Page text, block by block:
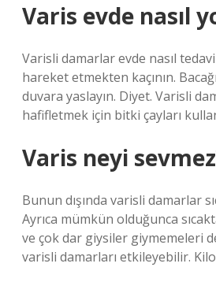
Varis evde nasıl
Varisli damarlar evde nasıl
hareket etmekten kaçının.
duvara yaslayın. Diyet. Varisli
hafifletmek için bitki çayları
Varis neyi
Bunun dışında varisli damarlar
Ayrıca mümkün olduğunca
ve çok dar giysiler giymemeleri
varisli damarları etkileyebilir. Kilo